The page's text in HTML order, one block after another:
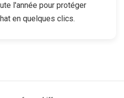
l'année pour protéger
en quelques clics.